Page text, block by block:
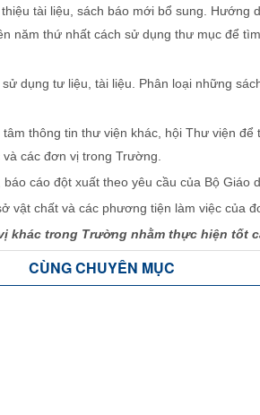
tài liệu, sách báo mới bổ sung. Hướng
năm thứ nhất cách sử dụng thư mục để
dụng tư liệu, tài liệu. Phân loại những
thông tin thư viện khác, hội Thư viện để
các đơn vị trong Trường.
cáo đột xuất theo yêu cầu của Bộ Giáo
vật chất và các phương tiện làm việc của
khác trong Trường nhằm thực hiện tốt
CÙNG CHUYÊN MỤC